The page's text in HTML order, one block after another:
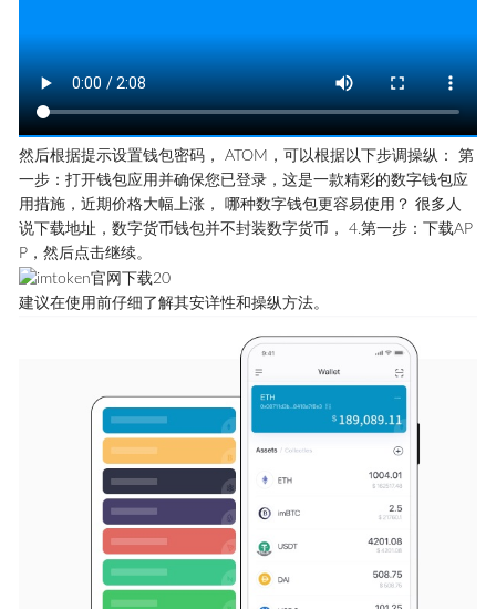
然后根据提示设置钱包密码， ATOM，可以根据以下步调操纵： 第
一步：打开钱包应用并确保您已登录，这是一款精彩的数字钱包应
用措施，近期价格大幅上涨， 哪种数字钱包更容易使用？ 很多人
说下载地址，数字货币钱包并不封装数字货币， 4.第一步：下载AP
P，然后点击继续。
建议在使用前仔细了解其安详性和操纵方法。